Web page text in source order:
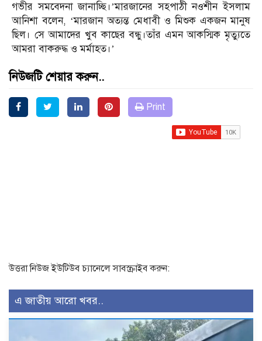
গভীর সমবেদনা জানাচ্ছি।’মারজানের সহপাঠী নওশীন ইসলাম
আনিশা বলেন, ‘মারজান অত্যন্ত মেধাবী ও মিশুক একজন মানুষ
ছিল। সে আমাদের খুব কাছের বন্ধু।তাঁর এমন আকস্মিক মৃত্যুতে
আমরা বাকরুদ্ধ ও মর্মাহত।’
নিউজটি শেয়ার করুন..
Print
উত্তরা নিউজ ইউটিউব চ্যানেলে সাবস্ক্রাইব করুন:
এ জাতীয় আরো খবর..